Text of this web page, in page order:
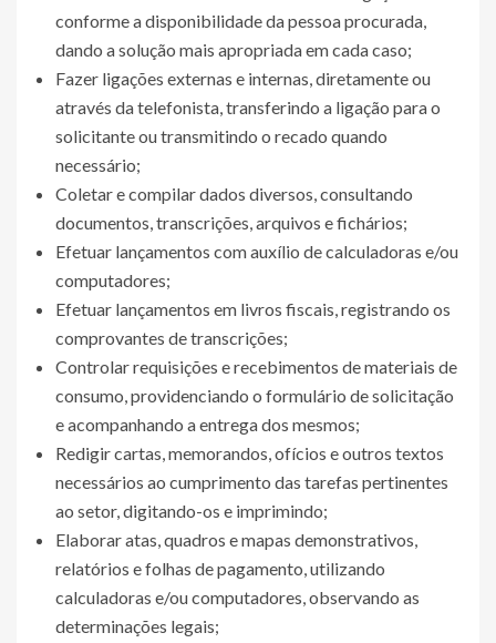
conforme a disponibilidade da pessoa procurada,
dando a solução mais apropriada em cada caso;
Fazer ligações externas e internas, diretamente ou
através da telefonista, transferindo a ligação para o
solicitante ou transmitindo o recado quando
necessário;
Coletar e compilar dados diversos, consultando
documentos, transcrições, arquivos e fichários;
Efetuar lançamentos com auxílio de calculadoras e/ou
computadores;
Efetuar lançamentos em livros fiscais, registrando os
comprovantes de transcrições;
Controlar requisições e recebimentos de materiais de
consumo, providenciando o formulário de solicitação
e acompanhando a entrega dos mesmos;
Redigir cartas, memorandos, ofícios e outros textos
necessários ao cumprimento das tarefas pertinentes
ao setor, digitando-os e imprimindo;
Elaborar atas, quadros e mapas demonstrativos,
relatórios e folhas de pagamento, utilizando
calculadoras e/ou computadores, observando as
determinações legais;